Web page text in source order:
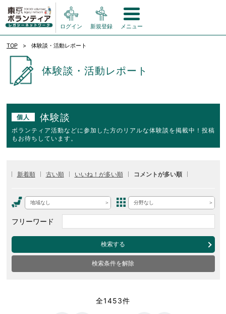
ログイン 新規登録 メニュー
TOP 体験談・活動レポート
体験談・活動レポート
個人 体験談
ボランティア活動などに参加した方のリアルな体験談を掲載中！投稿
もお待ちしています。
新着順 古い順 いいね！が多い順 コメントが多い順
地域なし 分野なし
フリーワード
検索する
検索条件を解除
全1453件